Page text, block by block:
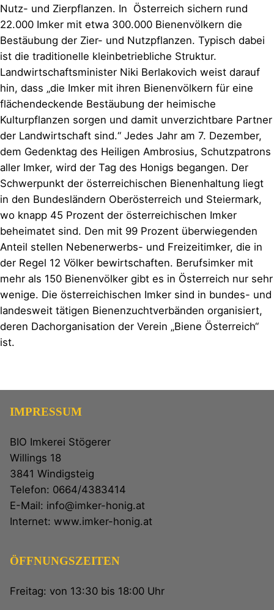
Nutz- und Zierpflanzen. In Österreich sichern rund
22.000 Imker mit etwa 300.000 Bienenvölkern die
Bestäubung der Zier- und Nutzpflanzen. Typisch dabei
ist die traditionelle kleinbetriebliche Struktur.
Landwirtschaftsminister Niki Berlakovich weist darauf
hin, dass „die Imker mit ihren Bienenvölkern für eine
flächendeckende Bestäubung der heimische
Kulturpflanzen sorgen und damit unverzichtbare Partner
der Landwirtschaft sind.“ Jedes Jahr am 7. Dezember,
dem Gedenktag des Heiligen Ambrosius, Schutzpatrons
aller Imker, wird der Tag des Honigs begangen. Der
Schwerpunkt der österreichischen Bienenhaltung liegt
in den Bundesländern Oberösterreich und Steiermark,
wo knapp 45 Prozent der österreichischen Imker
beheimatet sind. Den mit 99 Prozent überwiegenden
Anteil stellen Nebenerwerbs- und Freizeitimker, die in
der Regel 12 Völker bewirtschaften. Berufsimker mit
mehr als 150 Bienenvölker gibt es in Österreich nur sehr
wenige. Die österreichischen Imker sind in bundes- und
landesweit tätigen Bienenzuchtverbänden organisiert,
deren Dachorganisation der Verein „Biene Österreich“
ist.
IMPRESSUM
BIO Imkerei Stögerer
Willings 18
3841 Windigsteig
Telefon: 0664/4383414
E-Mail: info@imker-honig.at
Internet: www.imker-honig.at
ÖFFNUNGSZEITEN
Freitag: von 13:30 bis 18:00 Uhr